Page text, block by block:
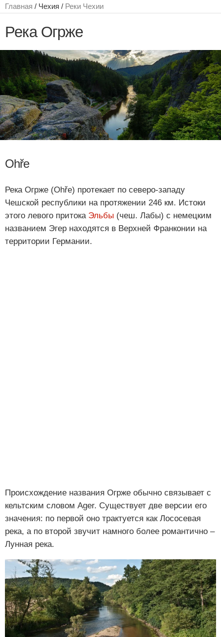
Главная / Чехия / Реки Чехии
Река Огрже
Ohře
Река Огрже (Ohře) протекает по северо-западу
Чешской республики на протяжении 246 км. Истоки
этого левого притока Эльбы (чеш. Лабы) с немецким
названием Эгер находятся в Верхней Франконии на
территории Германии.
Происхождение названия Огрже обычно связывает с
кельтским словом Ager. Существует две версии его
значения: по первой оно трактуется как Лососевая
река, а по второй звучит намного более романтично ‒
Лунная река.